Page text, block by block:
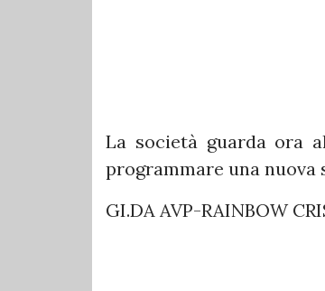
La società guarda ora
programmare una nuova
GI.DA AVP-RAINBOW